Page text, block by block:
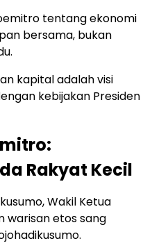
tentang ekonomi
bersama, bukan
kapital adalah visi
kebijakan Presiden
Rakyat Kecil
Wakil Ketua
warisan etos sang